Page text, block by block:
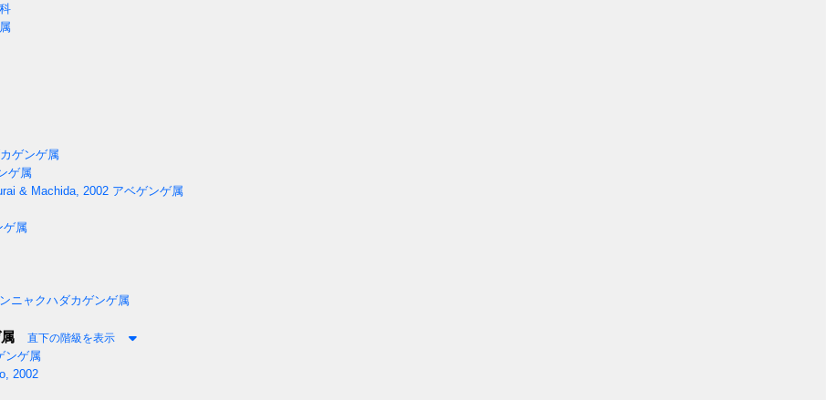
ゲンゲ属
ゲ属
& Machida, 2002 アベゲンゲ属
ゲ属
ニャクハダカゲンゲ属
直下の階級を表示
ンゲ属
2002